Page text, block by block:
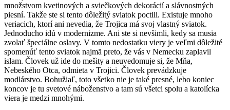
množstvom kvetinových a sviečkových dekorácií a slávnostných
piesní. Takže ste si tento dôležitý sviatok poctili. Existuje mnoho
veriacich, ktorí ani nevedia, že Trojica má svoj vlastný sviatok.
Jednoducho idú v modernizme. Ani ste si nevšimli, kedy sa musia
zvolať špeciálne oslavy. V tomto nedostatku viery je veľmi dôležité
spomenúť tento sviatok najmä preto, že vás v Nemecku zaplavil
islam. Človek už ide do mešity a neuvedomuje si, že Mňa,
Nebeského Otca, odmieta v Trojici. Človek prevádzkuje
modlárstvo. Bohužiaľ, toto všetko nie je také presné, lebo koniec
koncov je tu svetové náboženstvo a tam sú všetci spolu a katolícka
viera je medzi mnohými.